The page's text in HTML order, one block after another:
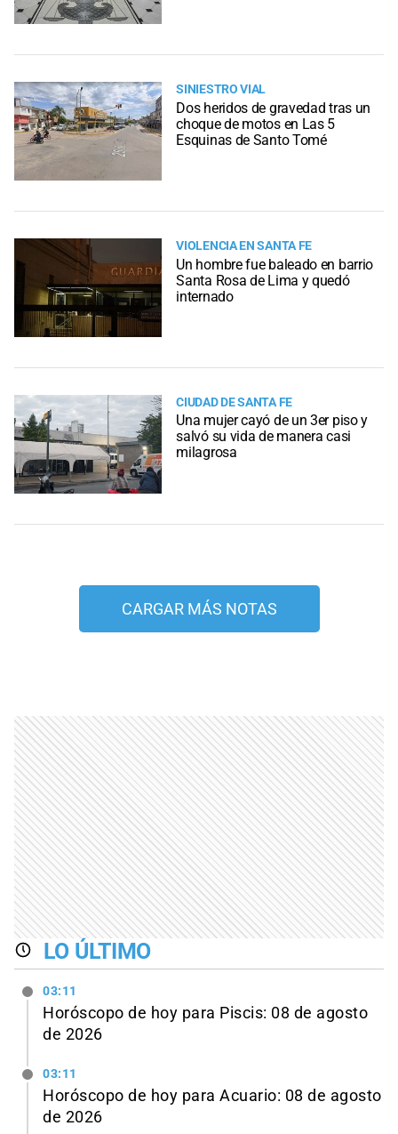
SINIESTRO VIAL
Dos heridos de gravedad tras un
choque de motos en Las 5
Esquinas de Santo Tomé
VIOLENCIA EN SANTA FE
Un hombre fue baleado en barrio
Santa Rosa de Lima y quedó
internado
CIUDAD DE SANTA FE
Una mujer cayó de un 3er piso y
salvó su vida de manera casi
milagrosa
CARGAR MÁS NOTAS
LO ÚLTIMO
03:11
Horóscopo de hoy para Piscis: 08 de agosto
de 2026
03:11
Horóscopo de hoy para Acuario: 08 de agosto
de 2026